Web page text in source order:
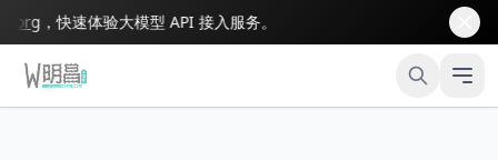
，快速体验大模型 API 接入服务。